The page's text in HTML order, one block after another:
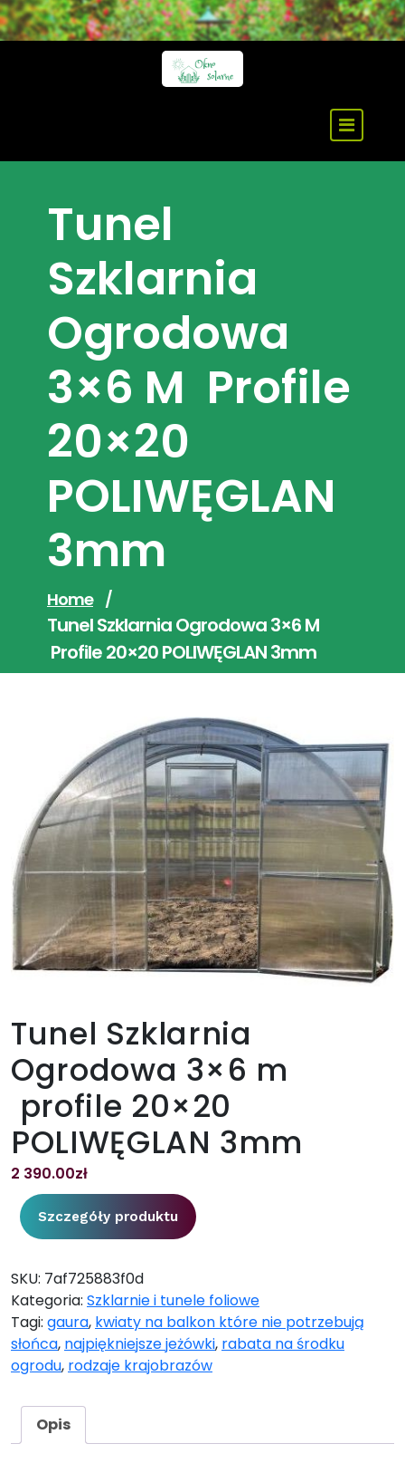
Skip
to
Tunel
Szklarnia
Ogrodowa
3×6 M Profile
20×20
POLIWĘGLAN
3mm
Home /
Tunel Szklarnia Ogrodowa 3×6 M
Profile 20×20 POLIWĘGLAN 3mm
Tunel Szklarnia
Ogrodowa 3×6 m
profile 20×20
POLIWĘGLAN 3mm
2 390.00zł
Szczegóły produktu
SKU: 7af725883f0d
Kategoria: Szklarnie i tunele foliowe
Tagi: gaura, kwiaty na balkon które nie potrzebują
słońca, najpiękniejsze jeżówki, rabata na środku
ogrodu, rodzaje krajobrazów
Opis